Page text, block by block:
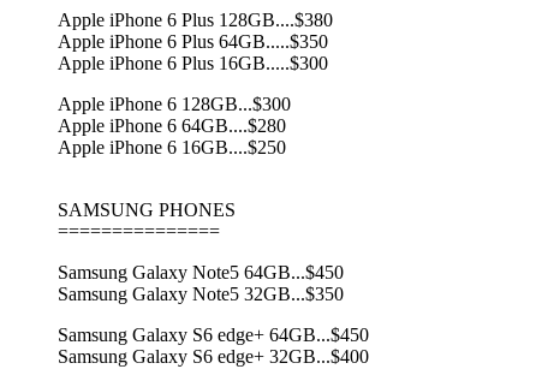
Apple iPhone 6 Plus 128GB....$380
Apple iPhone 6 Plus 64GB.....$350
Apple iPhone 6 Plus 16GB.....$300
Apple iPhone 6 128GB...$300
Apple iPhone 6 64GB....$280
Apple iPhone 6 16GB....$250
SAMSUNG PHONES
===============
Samsung Galaxy Note5 64GB...$450
Samsung Galaxy Note5 32GB...$350
Samsung Galaxy S6 edge+ 64GB...$450
Samsung Galaxy S6 edge+ 32GB...$400